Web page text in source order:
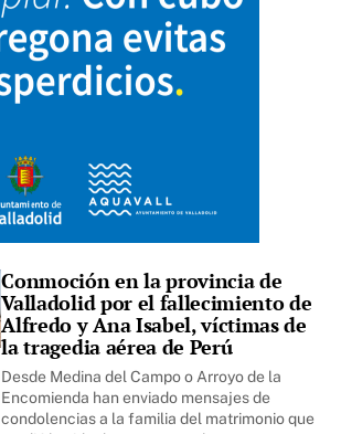
Conmoción en la provincia de
Valladolid por el fallecimiento de
Alfredo y Ana Isabel, víctimas de
la tragedia aérea de Perú
Desde Medina del Campo o Arroyo de la
Encomienda han enviado mensajes de
condolencias a la familia del matrimonio que